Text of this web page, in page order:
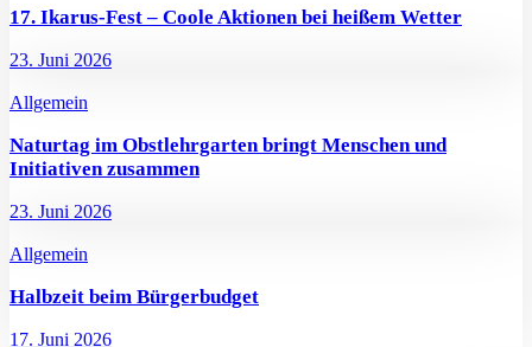
17. Ikarus-Fest – Coole Aktionen bei heißem Wetter
23. Juni 2026
Allgemein
Naturtag im Obstlehrgarten bringt Menschen und
Initiativen zusammen
23. Juni 2026
Allgemein
Halbzeit beim Bürgerbudget
17. Juni 2026